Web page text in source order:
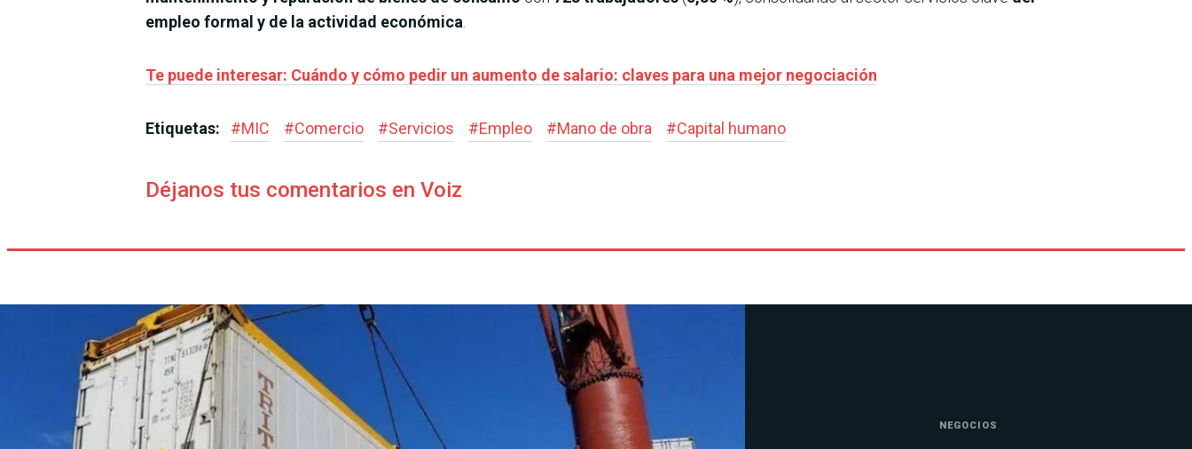
empleo formal y de la actividad económica
Te puede interesar: Cuándo y cómo pedir un aumento de salario: claves para una mejor negociación
Etiquetas: #MIC #Comercio #Servicios #Empleo #Mano de obra #Capital humano
Déjanos tus comentarios en Voiz
NEGOCIOS